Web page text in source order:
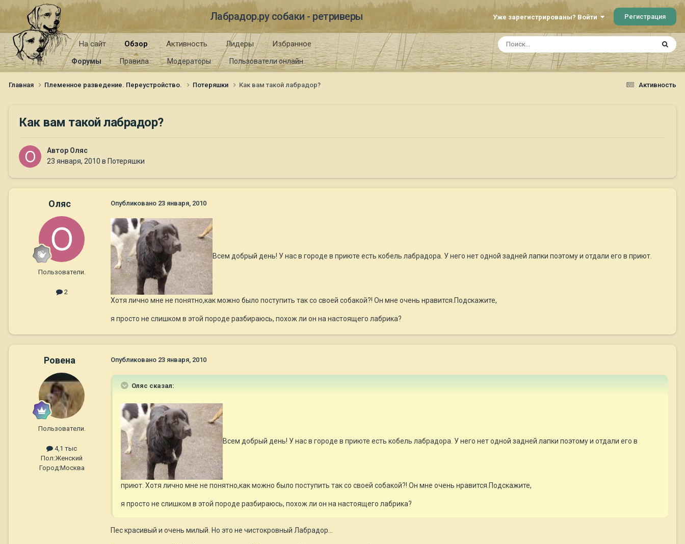
Лабрадор.ру собаки - ретриверы Уже зарегистрированы? Войти Регистрация
На сайт Обзор
Форумы Правила Модераторы Пользователи онлайн
Активность Лидеры Избранное
Активность
Главная Племенное разведение. Переустройство. Потеряшки Как вам такой лабрадор?
Как вам такой лабрадор?
Автор Оляс
23 января, 2010 в Потеряшки
Оляс
Пользователи.
2
Опубликовано 23 января, 2010
Всем добрый день! У нас в городе в приюте есть кобель лабрадора. У него нет одной задней лапки поэтому и отдали его в приют.
Хотя лично мне не понятно,как можно было поступить так со своей собакой?! Он мне очень нравится.Подскажите,
я просто не слишком в этой породе разбираюсь, похож ли он на настоящего лабрика?
Ровена
Пользователи.
4,1 тыс
Пол:Женский
Город:Москва
Опубликовано 23 января, 2010
Оляс сказал:
Всем добрый день! У нас в городе в приюте есть кобель лабрадора. У него нет одной задней лапки поэтому и отдали его в
приют. Хотя лично мне не понятно,как можно было поступить так со своей собакой?! Он мне очень нравится.Подскажите,
я просто не слишком в этой породе разбираюсь, похож ли он на настоящего лабрика?
Пес красивый и очень милый. Но это не чистокровный Лабрадор...